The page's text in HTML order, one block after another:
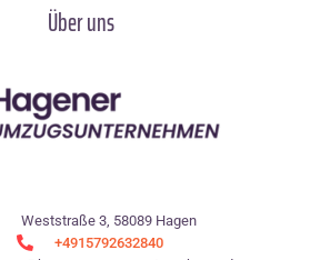
Über uns
Weststraße 3, 58089 Hagen
+4915792632840